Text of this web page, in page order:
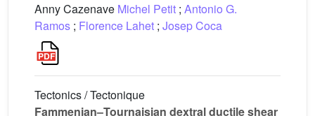
Anny Cazenave Michel Petit ; Antonio G.
Ramos ; Florence Lahet ; Josep Coca
Tectonics / Tectonique
Fammenian–Tournaisian dextral ductile shear